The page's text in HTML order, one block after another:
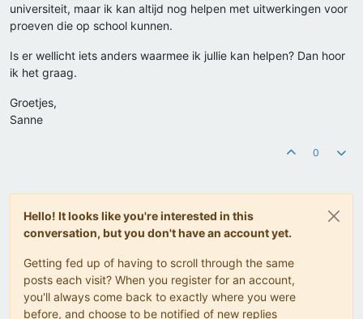
universiteit, maar ik kan altijd nog helpen met uitwerkingen voor
proeven die op school kunnen.
Is er wellicht iets anders waarmee ik jullie kan helpen? Dan hoor
ik het graag.
Groetjes,
Sanne
0
Hello! It looks like you're interested in this
conversation, but you don't have an account yet.
Getting fed up of having to scroll through the same
posts each visit? When you register for an account,
you'll always come back to exactly where you were
before, and choose to be notified of new replies